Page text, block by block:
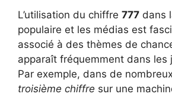
L’utilisation du chiffre 777 dans
populaire et les médias est
associé à des thèmes de
apparaît fréquemment dans les
Par exemple, dans de
troisième chiffre sur une